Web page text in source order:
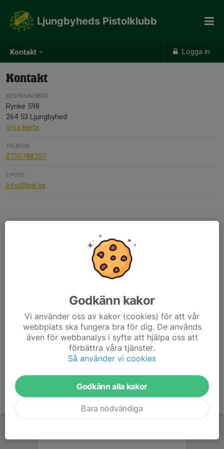
Kontakt Logga in
Ljungbyheds Pistolklubb
Kontakt
BESÖKSADRESS
Rynke 598
264 53 Ljungbyhed
Visa karta
TELEFON
0730788207
E-POST
info@ljpk.se
BANKGIRO
5290-1329
SWISH-NUMMER
Godkänn kakor
Vi använder oss av kakor (cookies) för att vår
webbplats ska fungera bra för dig. De används
även för webbanalys i syfte att hjälpa oss att
förbättra våra tjänster.
Så använder vi cookies
Godkänn alla kakor
Bara nödvändiga